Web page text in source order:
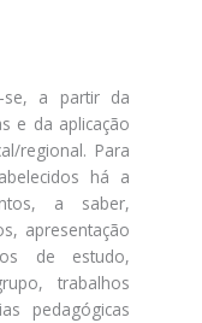
se, a partir da
e da aplicação
regional. Para
há a
a saber,
apresentação
de estudo,
trabalhos
pedagógicas